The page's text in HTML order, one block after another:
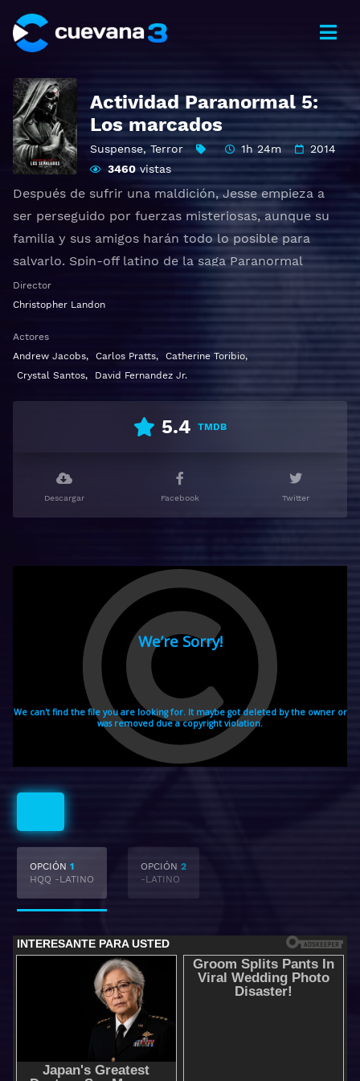
Actividad Paranormal 5:
Los marcados
Suspense, Terror 1h 24m
2014
3460 vistas
Después de sufrir una maldición, Jesse empieza a
ser perseguido por fuerzas misteriosas, aunque su
familia y sus amigos harán todo lo posible para
salvarlo. Spin-off latino de la saga Paranormal
Activity.
Ver Paranormal Activity: The Marked Ones Gratis HD
1080p 720p | Idioma español latino, subtitulado,
castellano
Director
Christopher Landon
Actores
Andrew Jacobs, Carlos Pratts, Catherine Toribio,
Crystal Santos, David Fernandez Jr.
5.4 TMDB
Descargar Facebook Twitter
OPCIÓN 1
HQQ -LATINO
OPCIÓN 2
-LATINO